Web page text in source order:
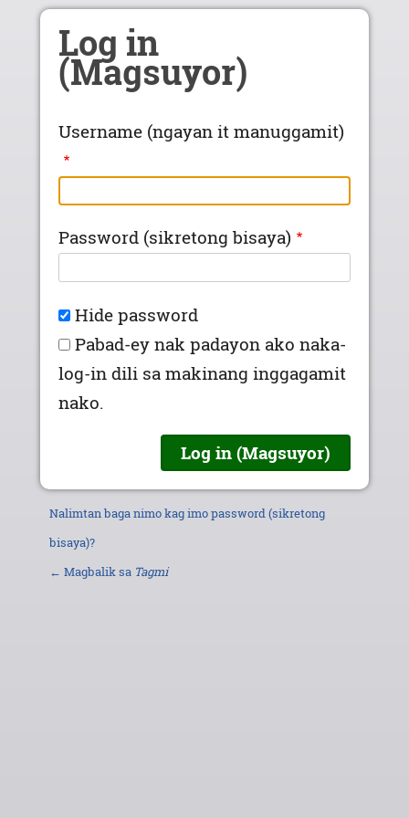
Skip to main content
Log in
(Magsuyor)
Username (ngayan it manuggamit)
Password (sikretong bisaya)
Hide password
Pabad-ey nak padayon ako naka-
log-in dili sa makinang inggagamit
nako.
Nalimtan baga nimo kag imo password (sikretong
bisaya)?
← Magbalik sa Tagmi